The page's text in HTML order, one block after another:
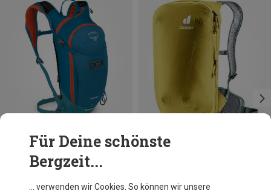
Du sparst 28%
Für Deine schönste
Bergzeit...
… verwenden wir Cookies. So können wir unsere